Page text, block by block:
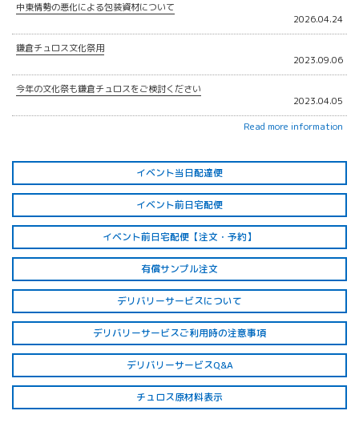
中東情勢の悪化による包装資材について
2026.04.24
鎌倉チュロス文化祭用
2023.09.06
今年の文化祭も鎌倉チュロスをご検討ください
2023.04.05
Read more information
イベント当日配達便
イベント前日宅配便
イベント前日宅配便【注文・予約】
有償サンプル注文
デリバリーサービスについて
デリバリーサービスご利用時の注意事項
デリバリーサービスQ&A
チュロス原材料表示